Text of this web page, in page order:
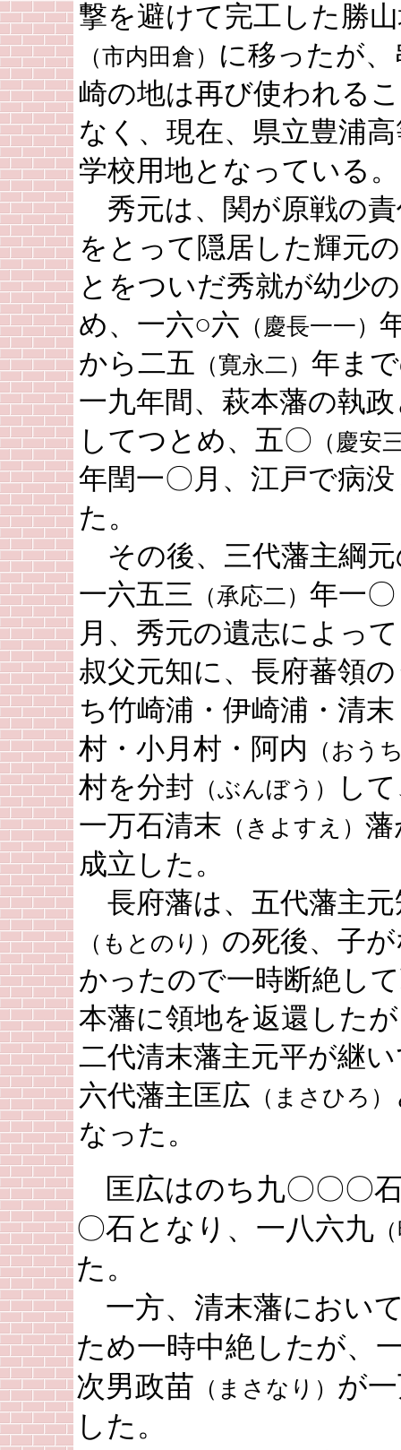
撃を避けて完工した勝
（市内田倉）
に移ったが、
崎の地は再び使われる
なく、現在、県立豊浦
学校用地となっている。
秀元は、関が原戦の
をとって隠居した輝元
とをついだ秀就が幼少
め、一六○六 （慶長一一）
から二五 （寛永二） 年ま
一九年間、萩本藩の執
してつとめ、五〇 （慶安
年閏一〇月、江戸で病
た。
その後、三代藩主綱
一六五三 （承応二） 年一〇
月、秀元の遺志によっ
叔父元知に、長府蕃領
ち竹崎浦・伊崎浦・清末
村・小月村・阿内
（おう
村を分封 （ぶんぼう）
し
一万石清末 （きよすえ） 藩
成立した。
長府藩は、五代藩主元
（もとのり） の死後、子
かったので一時断絶し
本藩に領地を返還した
二代清末藩主元平が継
六代藩主匡広 （まさひろ）
なった。
匡広はのち九〇〇〇
〇石となり、一八六九
た。
一方、清末藩におい
ため一時中絶したが、
次男政苗 （まさなり） が
した。